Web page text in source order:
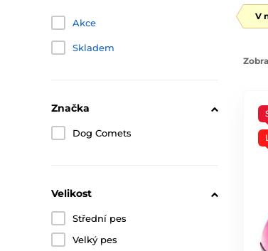
Akce
Skladem
Značka
Dog Comets
Velikost
Střední pes
Velký pes
V